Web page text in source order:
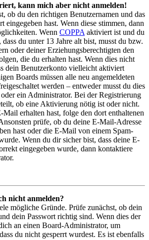
kann mich aber nicht anmelden!
ob du den richtigen Benutzernamen und das
eingegeben hast. Wenn diese stimmen, dann
Wenn COPPA aktiviert ist und du
dass du unter 13 Jahre alt bist, musst du bzw.
oder deiner Erziehungsberechtigten den
die du erhalten hast. Wenn dies nicht
dein Benutzerkonto vielleicht aktiviert
Boards müssen alle neu angemeldeten
werden – entweder musst du dies
ein Administrator. Bei der Registrierung
ob eine Aktivierung nötig ist oder nicht.
Mail erhalten hast, folge den dort enthaltenen
prüfe, ob du deine E-Mail-Adresse
hast oder die E-Mail von einem Spam-
Wenn du dir sicher bist, dass deine E-
eingegeben wurde, dann kontaktiere
nicht anmelden?
mögliche Gründe. Prüfe zunächst, ob dein
dein Passwort richtig sind. Wenn dies der
an einen Board-Administrator, um
du nicht gesperrt wurdest. Es ist ebenfalls